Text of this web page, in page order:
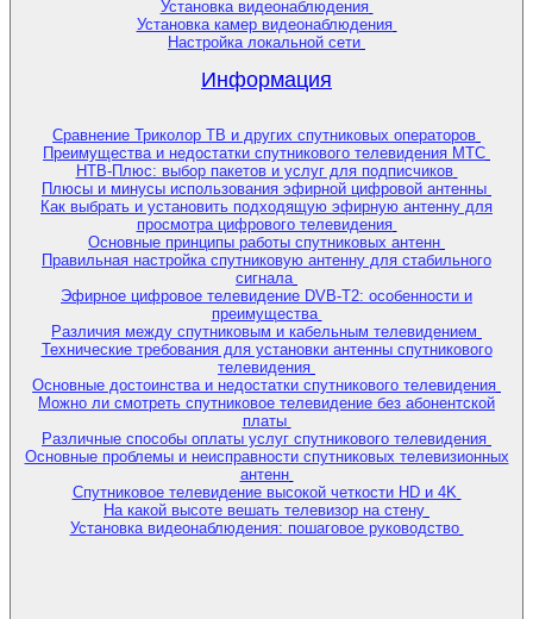
Установка видеонаблюдения
Установка камер видеонаблюдения
Настройка локальной сети
Информация
Сравнение Триколор ТВ и других спутниковых операторов
Преимущества и недостатки спутникового телевидения МТС
НТВ-Плюс: выбор пакетов и услуг для подписчиков
Плюсы и минусы использования эфирной цифровой антенны
Как выбрать и установить подходящую эфирную антенну для
просмотра цифрового телевидения
Основные принципы работы спутниковых антенн
Правильная настройка спутниковую антенну для стабильного
сигнала
Эфирное цифровое телевидение DVB-T2: особенности и
преимущества
Различия между спутниковым и кабельным телевидением
Технические требования для установки антенны спутникового
телевидения
Основные достоинства и недостатки спутникового телевидения
Можно ли смотреть спутниковое телевидение без абонентской
платы
Различные способы оплаты услуг спутникового телевидения
Основные проблемы и неисправности спутниковых телевизионных
антенн
Спутниковое телевидение высокой четкости HD и 4K
На какой высоте вешать телевизор на стену
Установка видеонаблюдения: пошаговое руководство